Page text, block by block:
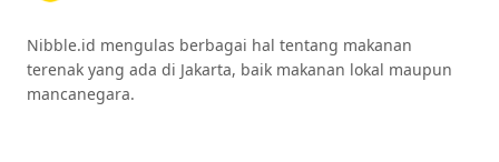
Nibble.id mengulas berbagai hal tentang makanan
terenak yang ada di Jakarta, baik makanan lokal maupun
mancanegara.